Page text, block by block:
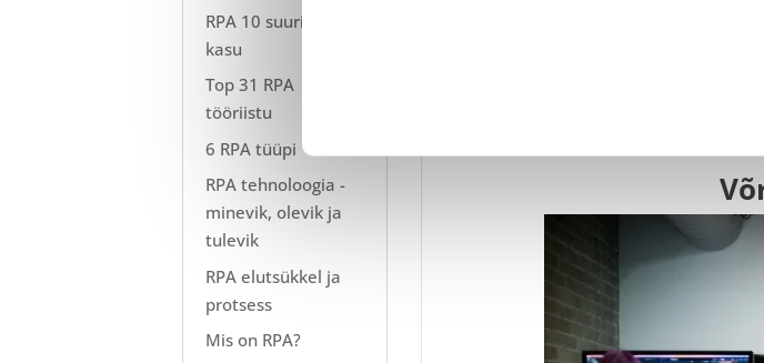
suurepärane lahendus, mis
saate oma toote positsioneerida
peate lahendama probleeme
RPA 10 suurimat
kasu
Top 31 RPA
tööriistu
6 RPA tüüpi
RPA tehnoloogia -
minevik, olevik ja
tulevik
RPA elutsükkel ja
protsess
Mis on RPA?